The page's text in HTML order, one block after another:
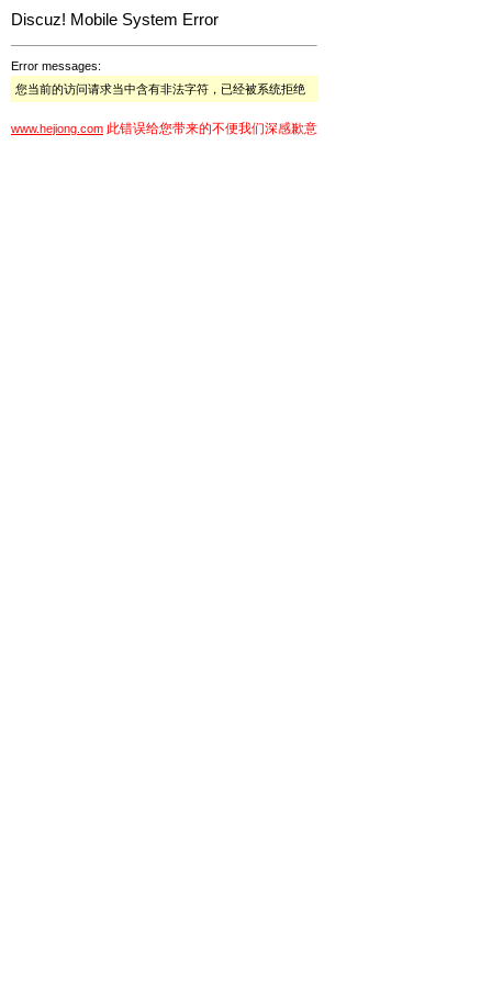
Discuz! Mobile System Error
Error messages:
您当前的访问请求当中含有非法字符，已经被系统拒绝
www.hejiong.com 此错误给您带来的不便我们深感歉意